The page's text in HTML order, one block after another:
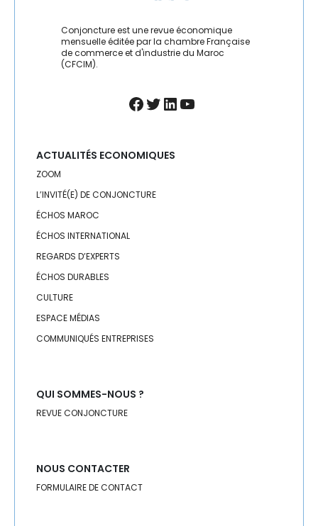
SÉISME
SOLIDARITÉ
SPORT
TELECOM
TOURISME
TRAVAIL
Conjoncture est une revue économique
mensuelle éditée par la chambre Française
de commerce et d'industrie du Maroc
(CFCIM).
Facebook
Twitter
LinkedIn
YouTube
ACTUALITÉS ECONOMIQUES
ZOOM
L’INVITÉ(E) DE CONJONCTURE
ÉCHOS MAROC
ÉCHOS INTERNATIONAL
REGARDS D’EXPERTS
ÉCHOS DURABLES
CULTURE
ESPACE MÉDIAS
COMMUNIQUÉS ENTREPRISES
QUI SOMMES-NOUS ?
REVUE CONJONCTURE
NOUS CONTACTER
FORMULAIRE DE CONTACT